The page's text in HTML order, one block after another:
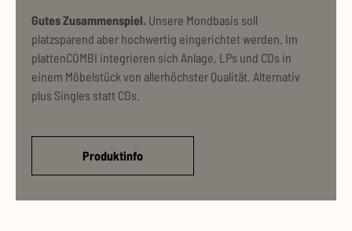
Gutes Zusammenspiel. Unsere Mondbasis soll
platzsparend aber hochwertig eingerichtet werden. Im
plattenCOMBI integrieren sich Anlage, LPs und CDs in
einem Möbelstück von allerhöchster Qualität. Alternativ
plus Singles statt CDs.
Produktinfo